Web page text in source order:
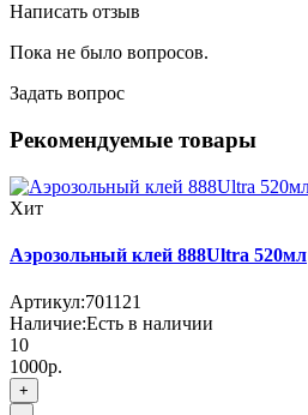
Написать отзыв
Пока не было вопросов.
Задать вопрос
Рекомендуемые товары
Хит
Аэрозольный клей 888Ultra 520мл
Артикул:701121
Наличие:Есть в наличии
10
1000р.
+